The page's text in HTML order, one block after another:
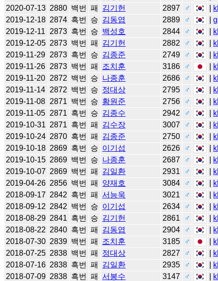
2020-07-13 2880 백번 패 김기헌 2897 ♂
2019-12-18 2874 흑번 승 김동엽 2889 ♂ |
2019-12-11
2873 흑번 승 백성호 2844 ♂
2019-12-05 2873 백번 패 김기헌 2882 ♂
2019-11-29 2873 흑번 승 김종준 2749 ♂
2019-11-26 2873 백번 패 조치훈 3186 ♂
2019-11-20 2872 백번 승 나종훈 2686 ♂
2019-11-14 2872 백번 승 정대상 2795 ♂
2019-11-08 2871 백번 승 황원준 2756 ♂
2019-11-05 2871 흑번 승 김종수 2942 ♂
2019-10-31 2871 흑번 패 김수장 3007 ♂
2019-10-24 2870 흑번 패 김종준 2750 ♂
2019-10-18 2869 흑번 승 이기섭 2626 ♂
2019-10-15 2869 백번 승 나종훈 2687 ♂
2019-10-07 2869 백번 패 김일환 2931 ♂
2019-04-26 2856 백번 패 양재호 3084 ♂
2018-09-17 2842 흑번 패 서능욱 3021 ♂
2018-09-12 2842 백번 승 이기섭 2634 ♂
2018-08-29 2841 흑번 승 김기헌 2861 ♂
2018-08-22 2840 흑번 패 김동엽 2904 ♂
2018-07-30 2839 백번 패 조치훈 3185 ♂
2018-07-25 2838 백번 패 정대상 2827 ♂
2018-07-16 2838 흑번 패 김일환 2935 ♂
2018-07-09 2838 흑번 패 서봉수 3147 ♂